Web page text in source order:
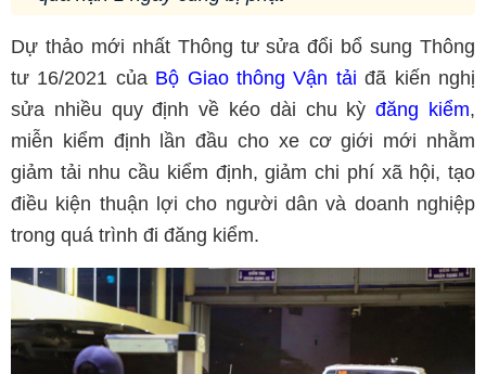
Dự thảo mới nhất Thông tư sửa đổi bổ sung Thông
tư 16/2021 của Bộ Giao thông Vận tải đã kiến nghị
sửa nhiều quy định về kéo dài chu kỳđăng kiểm,
miễn kiểm định lần đầu cho xe cơ giới mới nhằm
giảm tải nhu cầu kiểm định, giảm chi phí xã hội, tạo
điều kiện thuận lợi cho người dân và doanh nghiệp
trong quá trình đi đăng kiểm.